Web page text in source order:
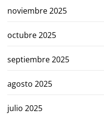
noviembre 2025
octubre 2025
septiembre 2025
agosto 2025
julio 2025